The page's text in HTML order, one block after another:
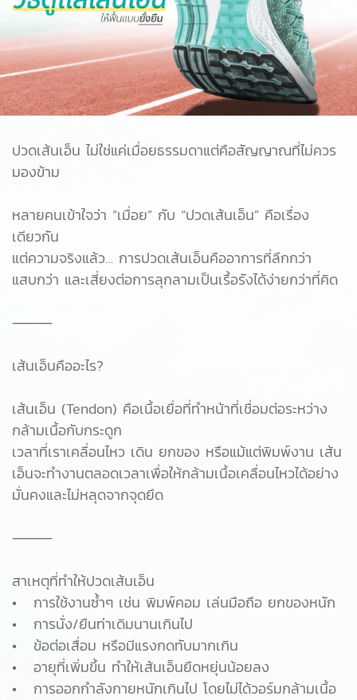
ปวดเส้นเอ็น ไม่ใช่แค่เมื่อยธรรมดาแต่คือสัญญาณที่ไม่ควร
มองข้าม
หลายคนเข้าใจว่า “เมื่อย” กับ “ปวดเส้นเอ็น” คือเรื่อง
เดียวกัน
แต่ความจริงแล้ว… การปวดเส้นเอ็นคืออาการที่ลึกกว่า
แสบกว่า และเสี่ยงต่อการลุกลามเป็นเรื้อรังได้ง่ายกว่าที่คิด
⸻
เส้นเอ็นคืออะไร?
เส้นเอ็น (Tendon) คือเนื้อเยื่อที่ทำหน้าที่เชื่อมต่อระหว่าง
กล้ามเนื้อกับกระดูก
เวลาที่เราเคลื่อนไหว เดิน ยกของ หรือแม้แต่พิมพ์งาน เส้น
เอ็นจะทำงานตลอดเวลาเพื่อให้กล้ามเนื้อเคลื่อนไหวได้อย่าง
มั่นคงและไม่หลุดจากจุดยึด
⸻
สาเหตุที่ทำให้ปวดเส้นเอ็น
• การใช้งานซ้ำๆ เช่น พิมพ์คอม เล่นมือถือ ยกของหนัก
• การนั่ง/ยืนท่าเดิมนานเกินไป
• ข้อต่อเสื่อม หรือมีแรงกดทับมากเกิน
• อายุที่เพิ่มขึ้น ทำให้เส้นเอ็นยืดหยุ่นน้อยลง
• การออกกำลังกายหนักเกินไป โดยไม่ได้วอร์มกล้ามเนื้อ